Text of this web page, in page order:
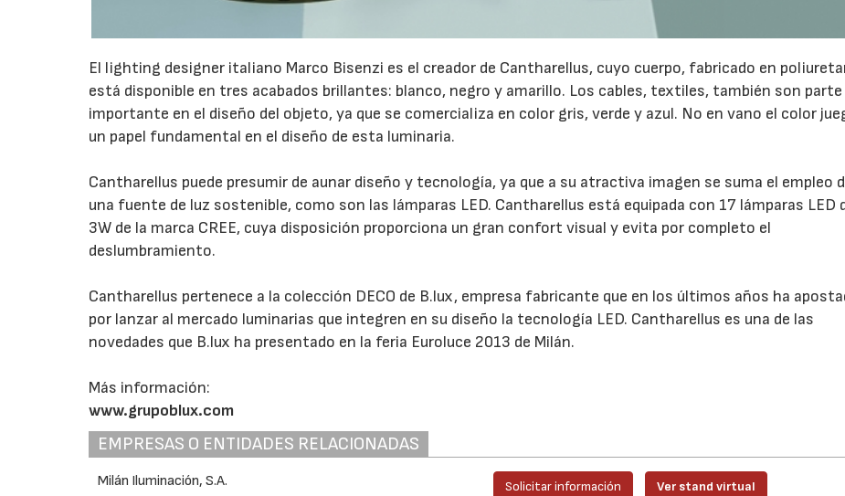
El lighting designer italiano Marco Bisenzi es el creador de Cantharellus, cuyo cuerpo, fabricado en
está disponible en tres acabados brillantes: blanco, negro y amarillo. Los cables, textiles, también son parte
importante en el diseño del objeto, ya que se comercializa en color gris, verde y azul. No en vano el color
un papel fundamental en el diseño de esta luminaria.
Cantharellus puede presumir de aunar diseño y tecnología, ya que a su atractiva imagen se suma el empleo
una fuente de luz sostenible, como son las lámparas LED. Cantharellus está equipada con 17 lámparas LED
3W de la marca CREE, cuya disposición proporciona un gran confort visual y evita por completo el
deslumbramiento.
Cantharellus pertenece a la colección DECO de B.lux, empresa fabricante que en los últimos años ha
por lanzar al mercado luminarias que integren en su diseño la tecnología LED. Cantharellus es una de las
novedades que B.lux ha presentado en la feria Euroluce 2013 de Milán.
Más información:
www.grupoblux.com
EMPRESAS O ENTIDADES RELACIONADAS
Milán Iluminación, S.A. Solicitar información Ver stand virtual
15/07/2026 29/07/2026